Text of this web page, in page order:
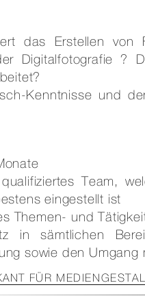
das Erstellen von
Digitalfotografie ?
Kenntnisse und
Team,
eingestellt ist
Themen- und
in sämtlichen
sowie den Umgang
FÜR